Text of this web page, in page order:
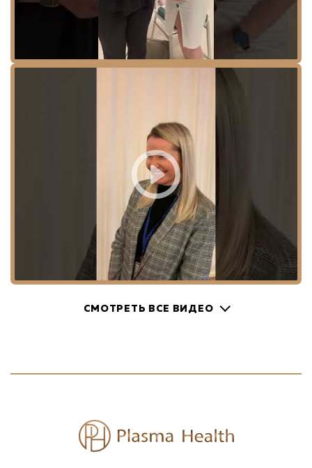
СМОТРЕТЬ ВСЕ ВИДЕО